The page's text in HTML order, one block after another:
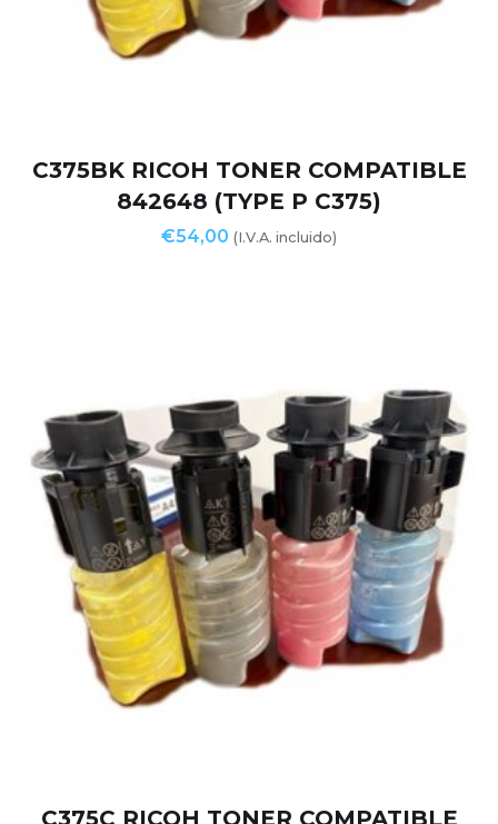
C375BK RICOH TONER COMPATIBLE
842648 (TYPE P C375)
€54,00 (I.V.A. incluido)
C375C RICOH TONER COMPATIBLE